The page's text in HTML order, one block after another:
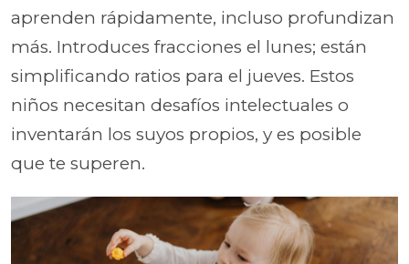
aprenden rápidamente, incluso profundizan
más. Introduces fracciones el lunes; están
simplificando ratios para el jueves. Estos
niños necesitan desafíos intelectuales o
inventarán los suyos propios, y es posible
que te superen.